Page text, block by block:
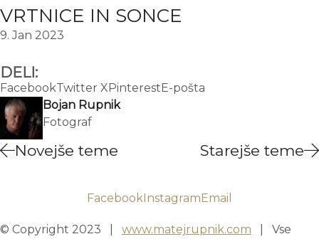
VRTNICE IN SONCE
9. Jan 2023
DELI:
FacebookTwitter X Pinterest E-pošta
Bojan Rupnik
Fotograf
Novejše teme Starejše teme
© Copyright 2023 | www.matejrupnik.com | Vse
Facebook Instagram Email